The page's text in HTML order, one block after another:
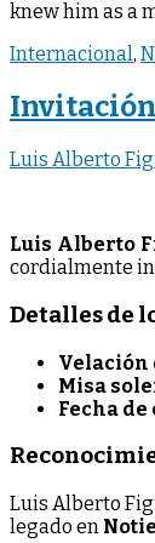
knew him as a
Internacional,
Luis Alberto
Luis Alberto
cordialmente
Detalles de
Velación
Misa
Fecha
Luis Alberto
legado en